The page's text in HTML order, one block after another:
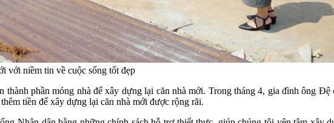
với niềm tin về cuộc sống tốt đẹp
phần móng nhà để xây dựng lại căn nhà mới. Trong tháng 4, gia đình ông
tiền để xây dựng lại căn nhà mới được rộng rãi.